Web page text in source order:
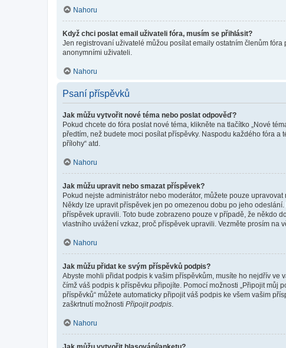
Nahoru
Když chci poslat email uživateli fóra, musím se přihlásit?
Jen registrovaní uživatelé můžou posílat emaily ostatním členům
anonymními uživateli.
Nahoru
Psaní příspěvků
Jak můžu vytvořit nové téma nebo poslat odpověď?
Pokud chcete do fóra poslat nové téma, klikněte na tlačítko „Nové
předtím, než budete moci posílat příspěvky. Naspodu každého fóra a
přílohy“ atd.
Nahoru
Jak můžu upravit nebo smazat příspěvek?
Pokud nejste administrátor nebo moderátor, můžete pouze
Někdy lze upravit příspěvek jen po omezenou dobu po jeho
příspěvek upravili. Toto bude zobrazeno pouze v případě, že někdo
vlastního uvážení vzkaz, proč příspěvek upravili. Vezměte prosím
Nahoru
Jak můžu přidat ke svým příspěvků podpis?
Abyste mohli přidat podpis k vašim příspěvkům, musíte ho nejdřív ve
čímž váš podpis k příspěvku připojíte. Pomocí možnosti „Připojit můj
příspěvků“ můžete automaticky připojit váš podpis ke všem vašim
zaškrtnutí možnosti Připojit podpis.
Nahoru